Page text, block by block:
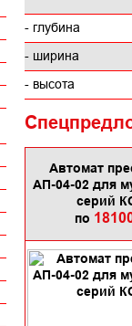
- глубина
- ширина
- высота
Автомат
АП-04-02 для
серий
по